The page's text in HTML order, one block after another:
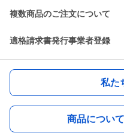
複数商品のご注文について
適格請求書発行事業者登録
私た
商品につい